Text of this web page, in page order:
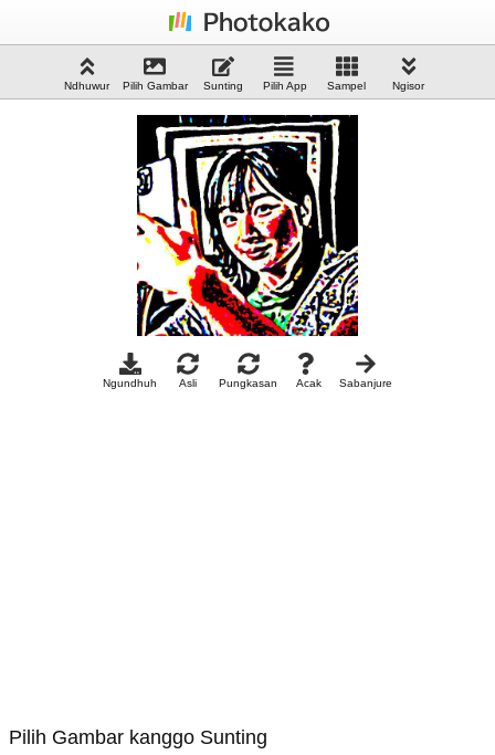
Ndhuwur Pilih Gambar Sunting Pilih App Sampel Ngisor
Ngundhuh Asli Pungkasan Acak Sabanjure
Pilih Gambar kanggo Sunting